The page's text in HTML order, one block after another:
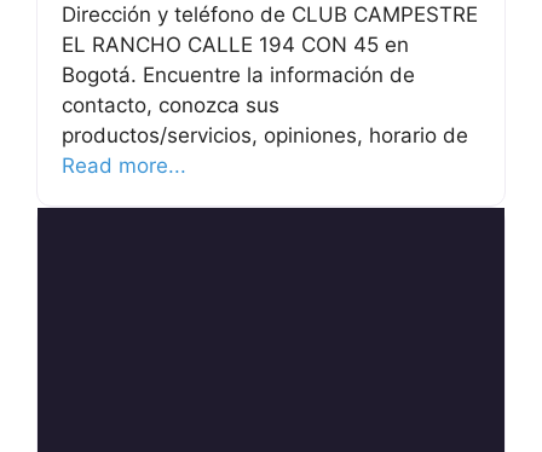
Dirección y teléfono de CLUB CAMPESTRE
EL RANCHO CALLE 194 CON 45 en
Bogotá. Encuentre la información de
contacto, conozca sus
productos/servicios, opiniones, horario de
Read more...